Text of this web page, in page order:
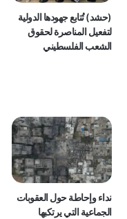
(حشد) تُتابع جهودها الدولية
لتفعيل المناصرة لحقوق
الشعب الفلسطيني
نداء وإحاطة حول العقوبات
الجماعية التي يرتكبها